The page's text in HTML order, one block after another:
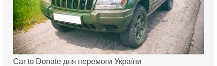
Car to Donate для перемоги України